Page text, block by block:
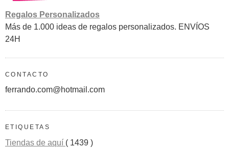
Regalos Personalizados
Más de 1.000 ideas de regalos personalizados. ENVÍOS
24H
CONTACTO
ferrando.com@hotmail.com
ETIQUETAS
Tiendas de aquí ( 1439 )